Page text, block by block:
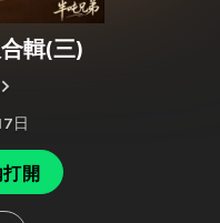
輯(三)
日
開